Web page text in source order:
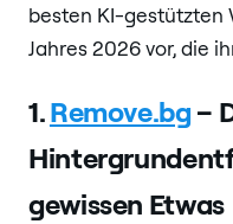
besten KI-gestützten
Jahres 2026 vor, die
1.Remove.bg–
gewissen Etwas